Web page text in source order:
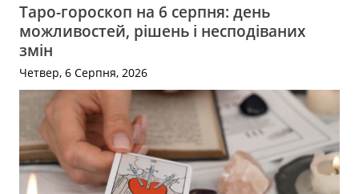
Таро-гороскоп на 6 серпня: день
можливостей, рішень і несподіваних
змін
Четвер, 6 Серпня, 2026